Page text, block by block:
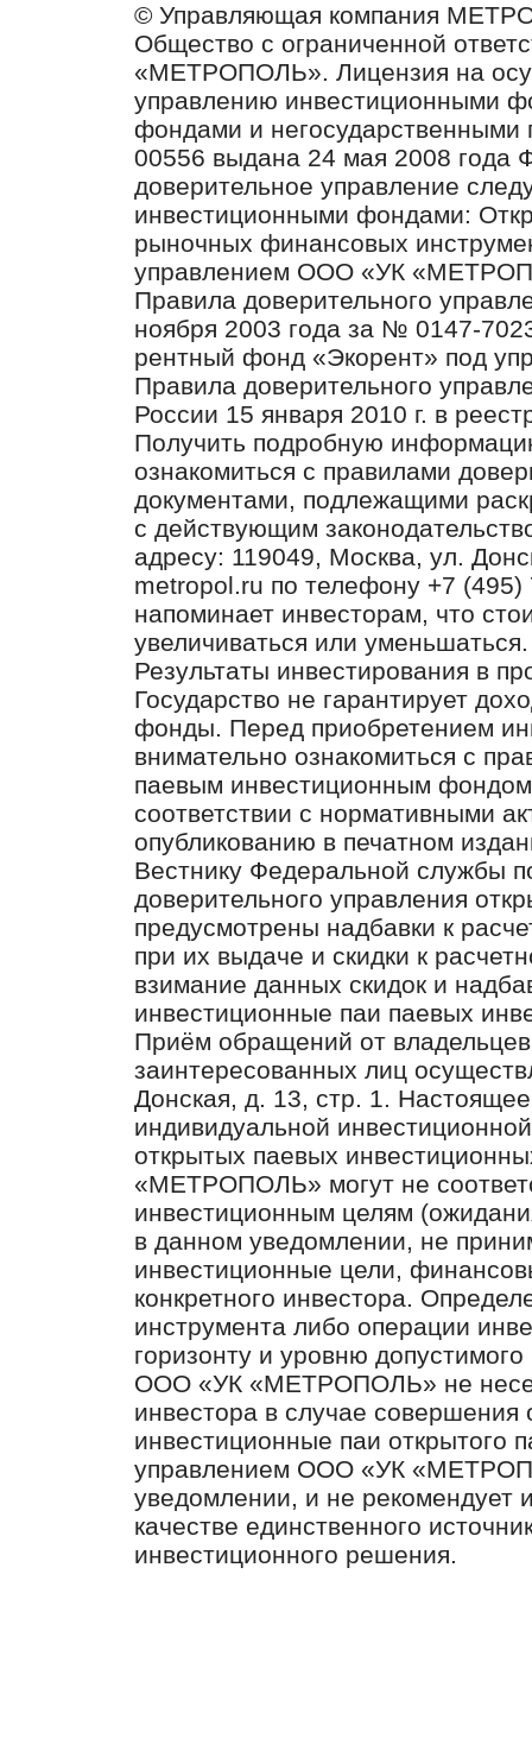
© Управляющая компания
Общество с ограниченной
«МЕТРОПОЛЬ». Лицензия на
управлению инвестиционными
фондами и
00556 выдана 24 мая 2008 года
доверительное управление
инвестиционными фондами:
рыночных финансовых
управлением ООО «УК
Правила доверительного
ноября 2003 года за № 0147-
рентный фонд «Экорент» под
Правила доверительного
России 15 января 2010 г. в
Получить подробную
ознакомиться с правилами
документами, подлежащими
с действующим
адресу: 119049, Москва, ул.
metropol.ru по телефону +7
напоминает инвесторам, что
увеличиваться или уменьшаться.
Результаты инвестирования в
Государство не гарантирует
фонды. Перед приобретением
внимательно ознакомиться с
паевым инвестиционным
соответствии с нормативными
опубликованию в печатном
Вестнику Федеральной службы
доверительного управления
предусмотрены надбавки к
при их выдаче и скидки к
взимание данных скидок и
инвестиционные паи паевых
Приём обращений от
заинтересованных лиц
Донская, д. 13, стр. 1.
индивидуальной
открытых паевых
«МЕТРОПОЛЬ» могут не
инвестиционным целям
в данном уведомлении, не
инвестиционные цели,
конкретного инвестора.
инструмента либо операции
горизонту и уровню
ООО «УК «МЕТРОПОЛЬ» не несет
инвестора в случае
инвестиционные паи открытого
управлением ООО «УК
уведомлении, и не рекомендует
качестве единственного
инвестиционного решения.